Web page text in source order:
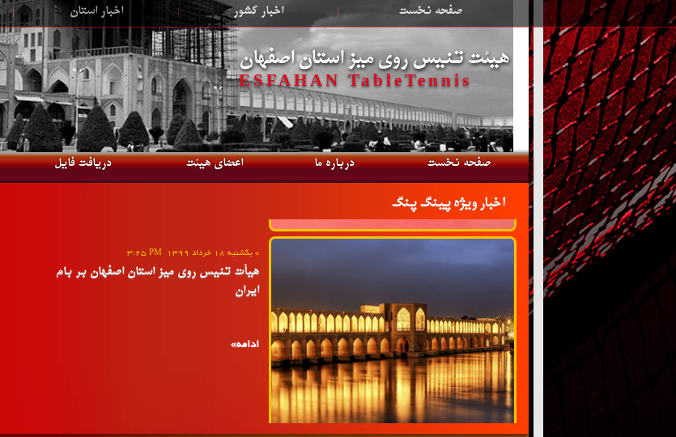
صفحه نخست | اخبار کشور | اخبار استان |
هیئت تنیس روی میز استان اصفهان
ESFAHAN TableTennis
صفحه نخست درباره ما اعضای هیئت دریافت فایل
اخبار ویژه پینگ پنگ
»دوشنبه 18 مهر 1401 2:54 PM
هتریک نایب قهرمانی اصفهان در رقابت های
المپیاد استعدادهای برتر ایران
ادامه»
هیأت تنیس روی میز استان اصفهان بر بام
ایران